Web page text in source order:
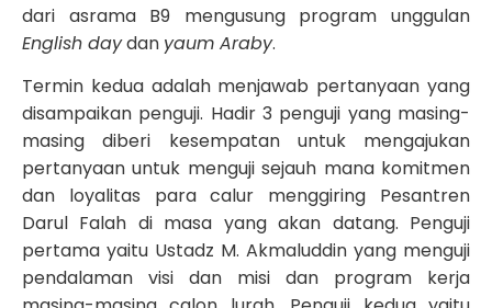
dari asrama B9 mengusung program unggulan
English daydan yaum Araby.
Termin kedua adalah menjawab pertanyaan yang
disampaikan penguji. Hadir 3 penguji yang masing-
masing diberi kesempatan untuk mengajukan
pertanyaan untuk menguji sejauh mana komitmen
dan loyalitas para calur menggiring Pesantren
Darul Falah di masa yang akan datang. Penguji
pertama yaitu Ustadz M. Akmaluddin yang menguji
pendalaman visi dan misi dan program kerja